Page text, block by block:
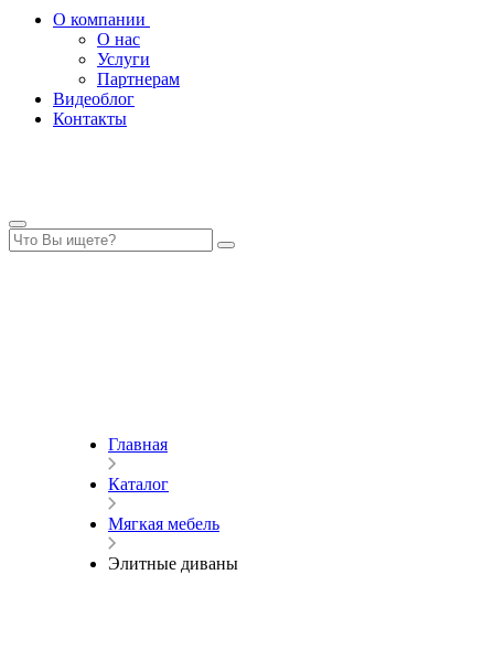
О компании
О нас
Услуги
Партнерам
Видеоблог
Контакты
Главная
Каталог
Мягкая мебель
Элитные диваны